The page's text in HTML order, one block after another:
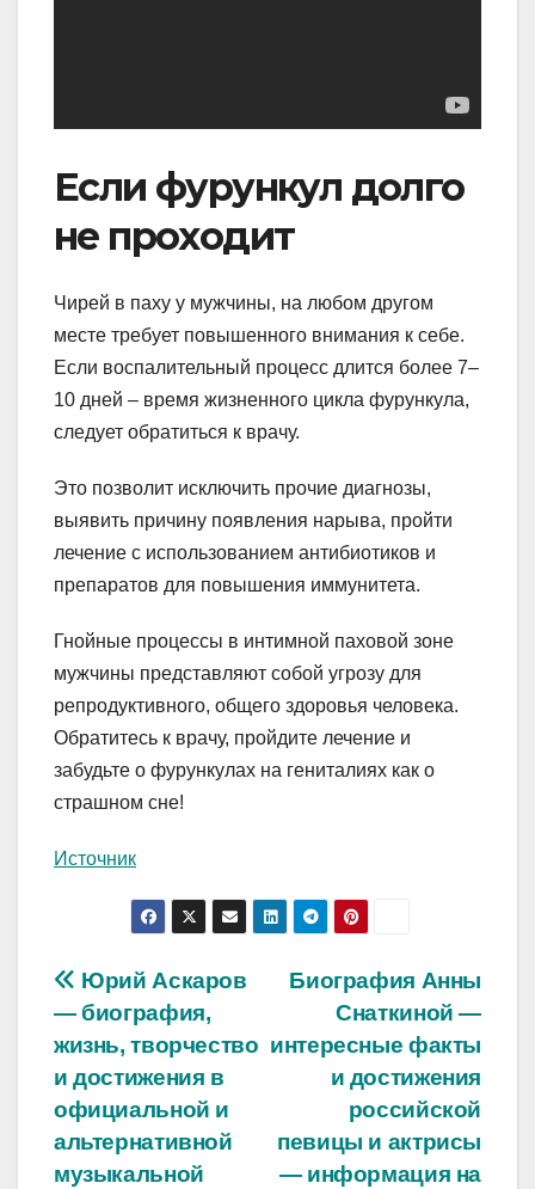
Если фурункул долго
не проходит
Чирей в паху у мужчины, на любом другом
месте требует повышенного внимания к себе.
Если воспалительный процесс длится более 7–
10 дней – время жизненного цикла фурункула,
следует обратиться к врачу.
Это позволит исключить прочие диагнозы,
выявить причину появления нарыва, пройти
лечение с использованием антибиотиков и
препаратов для повышения иммунитета.
Гнойные процессы в интимной паховой зоне
мужчины представляют собой угрозу для
репродуктивного, общего здоровья человека.
Обратитесь к врачу, пройдите лечение и
забудьте о фурункулах на гениталиях как о
страшном сне!
Источник
Навигация
по
записям
Биография Анны
Снаткиной —
интересные факты
и достижения
российской
певицы и актрисы
— информация на
Юрий Аскаров
— биография,
жизнь, творчество
и достижения в
официальной и
альтернативной
музыкальной